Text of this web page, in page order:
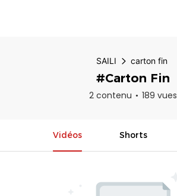
SAILI carton fin
#carton Fin
2 contenu 189 vues
Vidéos Shorts